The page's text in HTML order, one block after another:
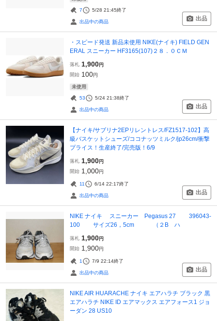
7 5/28 21:45終了
出品中の商品 出品
・スピード発送 新品未使用 NIKE(ナイキ) FIELD GEN
ERAL スニーカー HF3165(107)２８．０ＣＭ
落札 1,900円
開始 100円
未使用
53 5/24 21:38終了
出品中の商品 出品
【ナイキ/サブリナ2EPリレントレス/FZ1517-102】高
級バスケットシューズ/ココナッツミルク/jp26cm/衝撃
プライス！生産終了/完売版！6/9
落札 1,900円
開始 1,000円
11 6/14 22:17終了
出品中の商品 出品
NIKE ナイキ スニーカー Pegasus 27 396043-
100 サイズ26，5cm （２B ハ
落札 1,900円
開始 1,900円
1 7/9 22:14終了
出品中の商品 出品
NIKE AIR HUARACHE ナイキ エアハラチ ブラック 黒
エアハラチ NIKE ID エアマックス エアフォース1 ジョ
ーダン 28 US10